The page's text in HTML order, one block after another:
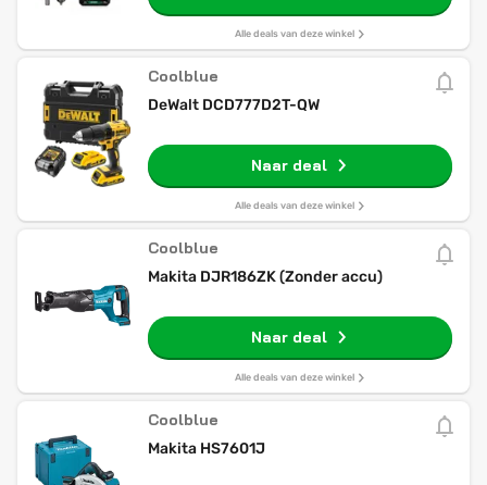
Alle deals van deze winkel
Coolblue
DeWalt DCD777D2T-QW
Naar deal
Alle deals van deze winkel
Coolblue
Makita DJR186ZK (Zonder accu)
Naar deal
Alle deals van deze winkel
Coolblue
Makita HS7601J